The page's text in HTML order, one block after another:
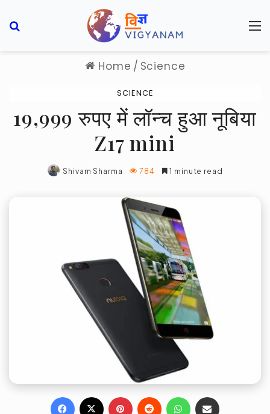
Home / Science
SCIENCE
19,999 रुपए में लॉन्च हुआ नूबिया
Z17 mini
Shivam Sharma 784 1 minute read
Facebook Pinterest
Reddit WhatsApp